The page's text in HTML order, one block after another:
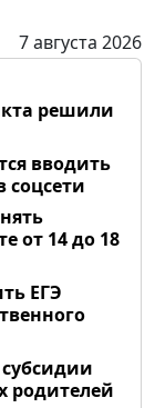
7 августа 2026
решили
вводить
соцсети
от 14 до 18
ЕГЭ
родителей